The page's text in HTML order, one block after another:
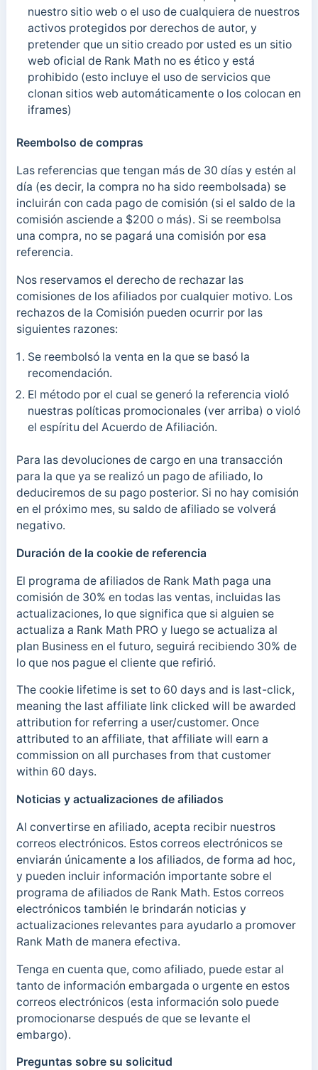
nuestro sitio web o el uso de cualquiera de nuestros
activos protegidos por derechos de autor, y
pretender que un sitio creado por usted es un sitio
web oficial de Rank Math no es ético y está
prohibido (esto incluye el uso de servicios que
clonan sitios web automáticamente o los colocan en
iframes)
Reembolso de compras
Las referencias que tengan más de 30 días y estén al
día (es decir, la compra no ha sido reembolsada) se
incluirán con cada pago de comisión (si el saldo de la
comisión asciende a $200 o más). Si se reembolsa
una compra, no se pagará una comisión por esa
referencia.
Nos reservamos el derecho de rechazar las
comisiones de los afiliados por cualquier motivo. Los
rechazos de la Comisión pueden ocurrir por las
siguientes razones:
Se reembolsó la venta en la que se basó la
recomendación.
El método por el cual se generó la referencia violó
nuestras políticas promocionales (ver arriba) o violó
el espíritu del Acuerdo de Afiliación.
Para las devoluciones de cargo en una transacción
para la que ya se realizó un pago de afiliado, lo
deduciremos de su pago posterior. Si no hay comisión
en el próximo mes, su saldo de afiliado se volverá
negativo.
Duración de la cookie de referencia
El programa de afiliados de Rank Math paga una
comisión de 30% en todas las ventas, incluidas las
actualizaciones, lo que significa que si alguien se
actualiza a Rank Math PRO y luego se actualiza al
plan Business en el futuro, seguirá recibiendo 30% de
lo que nos pague el cliente que refirió.
The cookie lifetime is set to 60 days and is last-click,
meaning the last affiliate link clicked will be awarded
attribution for referring a user/customer. Once
attributed to an affiliate, that affiliate will earn a
commission on all purchases from that customer
within 60 days.
Noticias y actualizaciones de afiliados
Al convertirse en afiliado, acepta recibir nuestros
correos electrónicos. Estos correos electrónicos se
enviarán únicamente a los afiliados, de forma ad hoc,
y pueden incluir información importante sobre el
programa de afiliados de Rank Math. Estos correos
electrónicos también le brindarán noticias y
actualizaciones relevantes para ayudarlo a promover
Rank Math de manera efectiva.
Tenga en cuenta que, como afiliado, puede estar al
tanto de información embargada o urgente en estos
correos electrónicos (esta información solo puede
promocionarse después de que se levante el
embargo).
Preguntas sobre su solicitud